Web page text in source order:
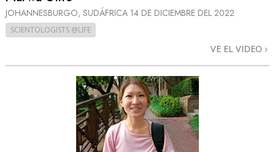
JOHANNESBURGO, SUDÁFRICA 14 DE DICIEMBRE DEL 2022
SCIENTOLOGISTS @LIFE
VE EL VIDEO